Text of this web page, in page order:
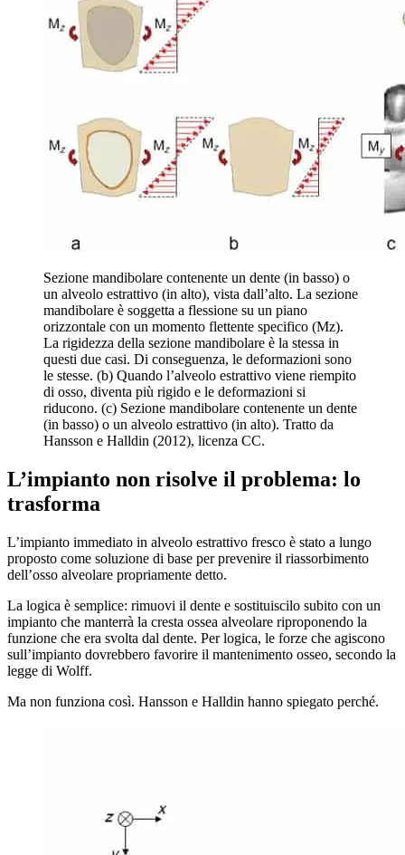
Sezione mandibolare contenente un dente (in basso) o
un alveolo estrattivo (in alto), vista dall’alto. La sezione
mandibolare è soggetta a flessione su un piano
orizzontale con un momento flettente specifico (Mz).
La rigidezza della sezione mandibolare è la stessa in
questi due casi. Di conseguenza, le deformazioni sono
le stesse. (b) Quando l’alveolo estrattivo viene riempito
di osso, diventa più rigido e le deformazioni si
riducono. (c) Sezione mandibolare contenente un dente
(in basso) o un alveolo estrattivo (in alto). Tratto da
Hansson e Halldin (2012), licenza CC.
L’impianto non risolve il problema: lo
trasforma
L’impianto immediato in alveolo estrattivo fresco è stato a lungo
proposto come soluzione di base per prevenire il riassorbimento
dell’osso alveolare propriamente detto.
La logica è semplice: rimuovi il dente e sostituiscilo subito con un
impianto che manterrà la cresta ossea alveolare riproponendo la
funzione che era svolta dal dente. Per logica, le forze che agiscono
sull’impianto dovrebbero favorire il mantenimento osseo, secondo la
legge di Wolff.
Ma non funziona così. Hansson e Halldin hanno spiegato perché.